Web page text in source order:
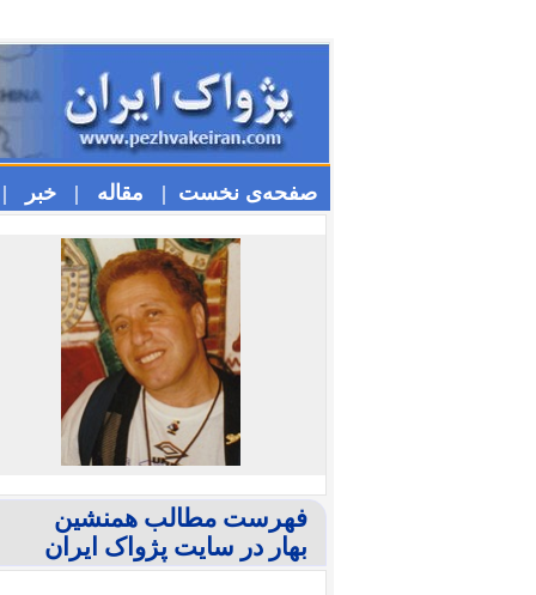
صفحه‌ی نخست | مقاله | خبر |
فهرست مطالب همنشین
بهار در سایت پژواک ایران